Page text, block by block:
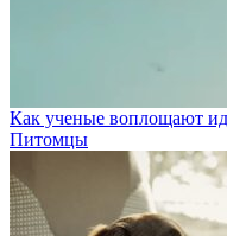
Как ученые воплощают
Питомцы